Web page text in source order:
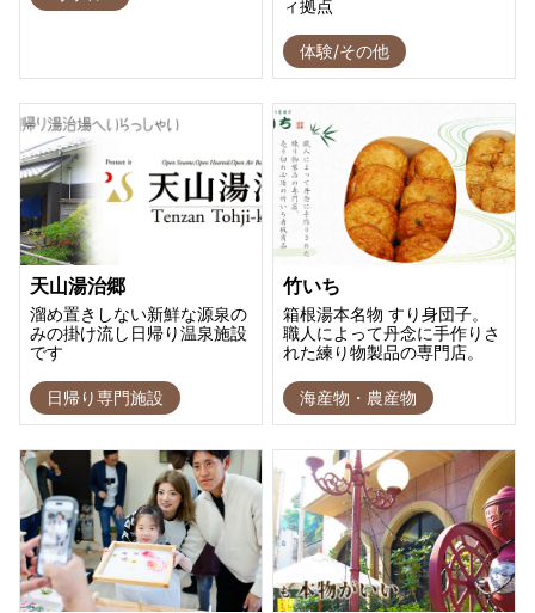
ィ拠点
体験/その他
天山湯治郷
溜め置きしない新鮮な源泉の
みの掛け流し日帰り温泉施設
です
日帰り専門施設
竹いち
箱根湯本名物 すり身団子。
職人によって丹念に手作りさ
れた練り物製品の専門店。
海産物・農産物